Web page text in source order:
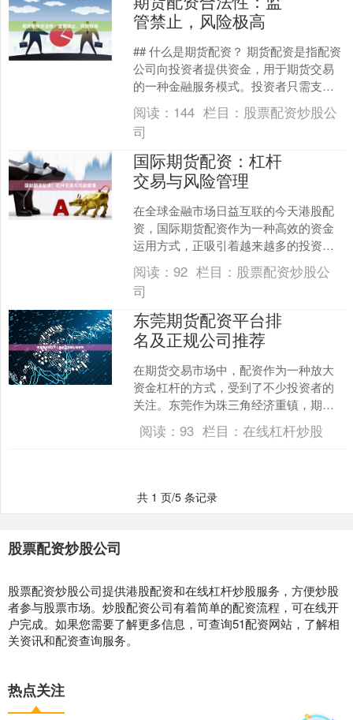
管禁止，风险极高
## 什么是期货配资？ 期货配资是指配资
公司向投资者提供资金，用于期货交易
的一种金融服务模式。投资者只需支付
一定比例的保证金，配资公司便提供数
倍于保证金的资金供....
阅读： 144 栏目： 股票配资炒股公
司
国际期货配资：杠杆
交易与风险管理
在全球金融市场日益互联的今天港股配
资，国际期货配资作为一种高效的资金
运用方式，正吸引着越来越多的投资
者。它通过杠杆机制，让交易者以较小
的自有资金撬动更大规模的交....
阅读：92 栏目： 股票配资炒股公
司
东莞期货配资平台排
名及正规公司推荐
在期货交易市场中，配资作为一种放大
资金杠杆的方式，受到了不少投资者的
关注。东莞作为珠三角经济重镇，期货
配资需求日益增长。然而，面对市场上
众多的配资平台，投资者如....
阅读：93 栏目：在线杠杆炒股
共 1 页/5 条记录
股票配资炒股公司
股票配资炒股公司提供港股配资和在线杠杆炒股服务，方便炒股
者参与股票市场。炒股配资公司有着简单的配资流程，可在线开
户完成。如果您需要了解更多信息，可查询51配资网站，了解相
关资讯和配资查询服务。
热点关注